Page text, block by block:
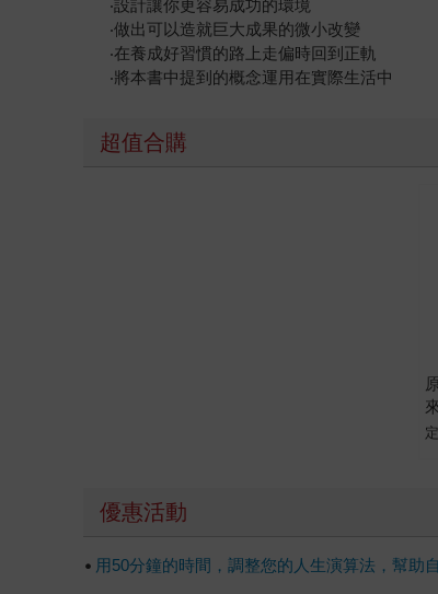
‧設計讓你更容易成功的環境
‧做出可以造就巨大成果的微小改變
‧在養成好習慣的路上走偏時回到正軌
‧將本書中提到的概念運用在實際生活中
超值合購
優惠活動
用50分鐘的時間，調整您的人生演算法，幫助